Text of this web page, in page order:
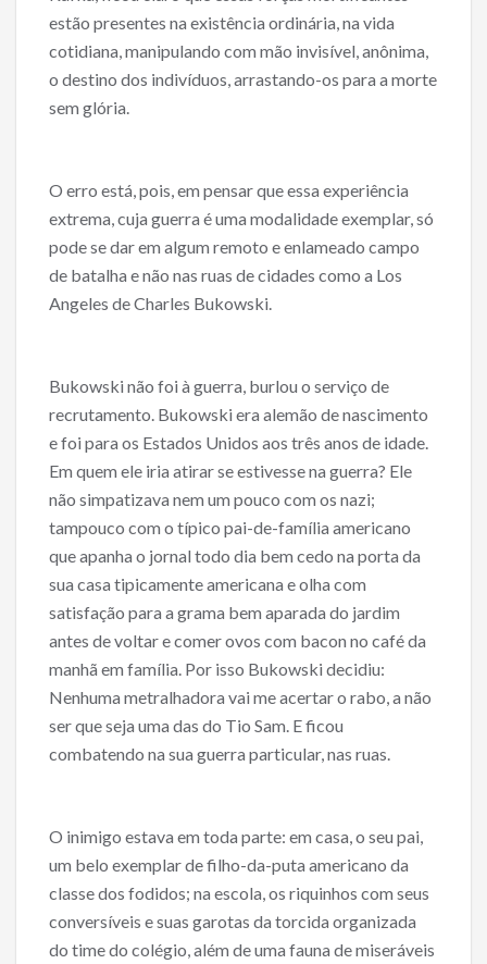
estão presentes na existência ordinária, na vida
cotidiana, manipulando com mão invisível, anônima,
o destino dos indivíduos, arrastando-os para a morte
sem glória.
O erro está, pois, em pensar que essa experiência
extrema, cuja guerra é uma modalidade exemplar, só
pode se dar em algum remoto e enlameado campo
de batalha e não nas ruas de cidades como a Los
Angeles de Charles Bukowski.
Bukowski não foi à guerra, burlou o serviço de
recrutamento. Bukowski era alemão de nascimento
e foi para os Estados Unidos aos três anos de idade.
Em quem ele iria atirar se estivesse na guerra? Ele
não simpatizava nem um pouco com os nazi;
tampouco com o típico pai-de-família americano
que apanha o jornal todo dia bem cedo na porta da
sua casa tipicamente americana e olha com
satisfação para a grama bem aparada do jardim
antes de voltar e comer ovos com bacon no café da
manhã em família. Por isso Bukowski decidiu:
Nenhuma metralhadora vai me acertar o rabo, a não
ser que seja uma das do Tio Sam. E ficou
combatendo na sua guerra particular, nas ruas.
O inimigo estava em toda parte: em casa, o seu pai,
um belo exemplar de filho-da-puta americano da
classe dos fodidos; na escola, os riquinhos com seus
conversíveis e suas garotas da torcida organizada
do time do colégio, além de uma fauna de miseráveis